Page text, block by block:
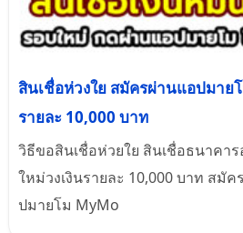
สินเชื่อห่วงใย สมัครผ่านแอปมาย
รายละ 10,000 บาท
วิธีขอสินเชื่อห่วยใย สินเชื่อธนาคา
ใหม่วงเงินรายละ 10,000 บาท สมั
ปมายโม MyMo